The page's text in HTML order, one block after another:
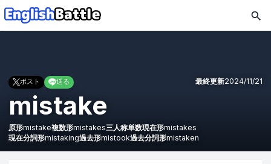
ポスト 送る 最終更新2024/11/21
mistake
原形mistake複数形mistakes三人称単数現在形mistakes
現在分詞形mistaking過去形mistook過去分詞形mistaken